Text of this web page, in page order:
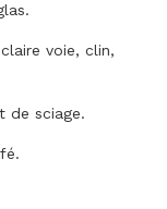
voie, clin,
de sciage.